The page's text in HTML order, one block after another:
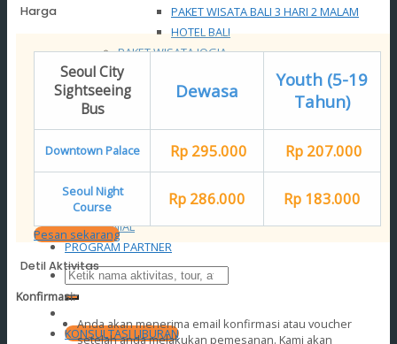
PAKET WISATA BALI 3 HARI 2 MALAM
HOTEL BALI
PAKET WISATA JOGJA
PAKET WISATA JOGJA 3 HARI 2 MALAM
PAKET WISATA LOMBOK
PAKET WISATA BROMO
OPEN TRIP
TESTIMONIAL
PROGRAM PARTNER
KONSULTASI LIBURAN
Harga
Seoul City
Sightseeing
Bus
Dewasa
Youth (5-19
Tahun)
Downtown Palace Rp 295.000 Rp 207.000
Seoul Night
Course
Rp 286.000 Rp 183.000
Pesan sekarang
Detil Aktivitas
Konfirmasi:
Anda akan menerima email konfirmasi atau voucher
setelah anda melakukan pemesanan. Kami akan